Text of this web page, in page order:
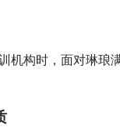
构时，面对琳琅满